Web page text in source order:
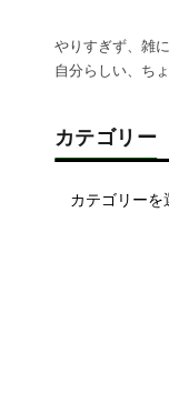
やりすぎず、雑
自分らしい、ち
カテゴリー